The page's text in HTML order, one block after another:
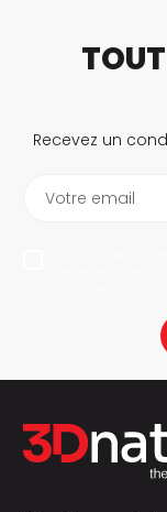
Recevez un
Votre email